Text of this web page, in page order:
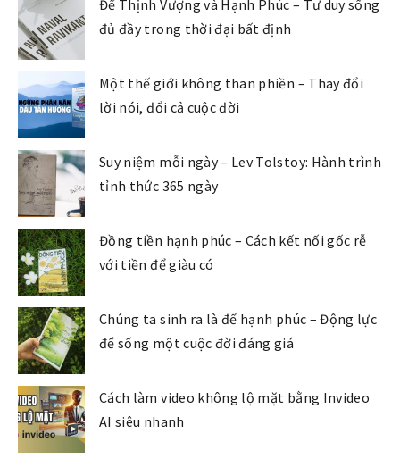
Để Thịnh Vượng và Hạnh Phúc – Tư duy sống
đủ đầy trong thời đại bất định
Một thế giới không than phiền – Thay đổi
lời nói, đổi cả cuộc đời
Suy niệm mỗi ngày – Lev Tolstoy: Hành trình
tỉnh thức 365 ngày
Đồng tiền hạnh phúc – Cách kết nối gốc rễ
với tiền để giàu có
Chúng ta sinh ra là để hạnh phúc – Động lực
để sống một cuộc đời đáng giá
Cách làm video không lộ mặt bằng Invideo
AI siêu nhanh